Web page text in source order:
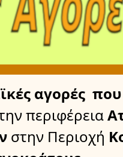
αγορές που
περιφέρεια
στην Περιοχή